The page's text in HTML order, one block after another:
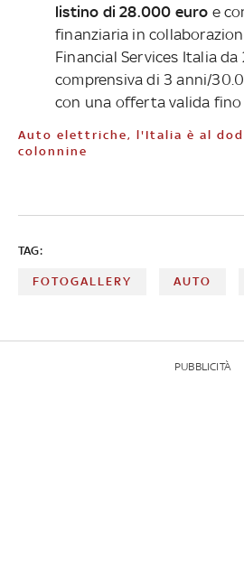
listino di 28.000 euro e
finanziaria in
Financial Services Italia da
comprensiva di 3 anni/
con una offerta valida fino
Auto elettriche, l'Italia è al dodicesimo posto per
colonnine
TAG:
FOTOGALLERY AUTO
PUBBLICITÀ